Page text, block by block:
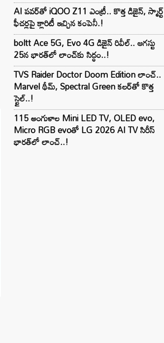
AI పవర్‌తో iQOO Z11 ఎంట్రీ.. కొత్త డిజైన్, స్మార్ట్
ఫీచర్లపై క్లారిటీ ఇచ్చిన కంపెనీ.!
boltt Ace 5G, Evo 4G డిజైన్ రివీల్.. ఆగస్టు
25న భారత్‌లో లాంచ్‌కు సిద్ధం..!
TVS Raider Doctor Doom Edition లాంచ్..
Marvel థీమ్, Spectral Green కలర్‌తో కొత్త
స్టైల్..!
115 అంగుళాల Mini LED TV, OLED evo,
Micro RGB evoతో LG 2026 AI TV సిరీస్
భారత్‌లో లాంచ్..!